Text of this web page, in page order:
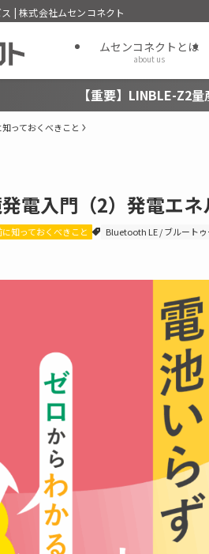
| 株式会社ムセンコネクト
ムセンコネクトとは
about us
【重要】LINBLE-Z2
っておくべきこと
電入門（2）発電エ
知っておくべきこと Bluetooth LE / ブルートゥ